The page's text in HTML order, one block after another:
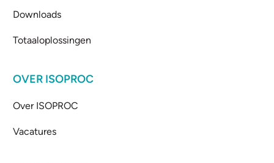
Downloads
Totaaloplossingen
OVER ISOPROC
Over ISOPROC
Vacatures